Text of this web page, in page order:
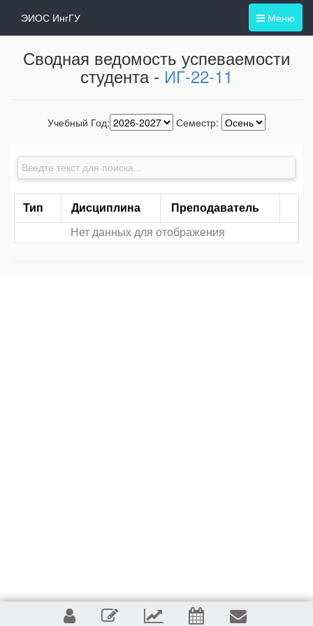
Меню
ЭИОС ИнгГУ
Сводная ведомость успеваемости
студента - ИГ-22-11
Учебный Год: Семестр:
Тип Дисциплина Преподаватель
Нет данных для отображения